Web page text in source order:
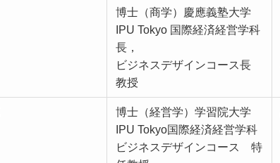
博士（商学）慶應義塾大学
IPU Tokyo 国際経済経営学科
長，
ビジネスデザインコース長
教授
博士（経営学）学習院大学
IPU Tokyo国際経済経営学科
ビジネスデザインコース 特